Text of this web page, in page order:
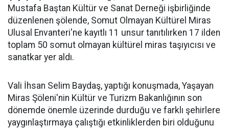
Mustafa Baştan Kültür ve Sanat Derneği işbirliğinde
düzenlenen şölende, Somut Olmayan Kültürel Miras
Ulusal Envanteri'ne kayıtlı 11 unsur tanıtılırken 17 ilden
toplam 50 somut olmayan kültürel miras taşıyıcısı ve
sanatkar yer aldı.
Vali İhsan Selim Baydaş, yaptığı konuşmada, Yaşayan
Miras Şöleni'nin Kültür ve Turizm Bakanlığının son
dönemde önemle üzerinde durduğu ve farklı şehirlere
yaygınlaştırmaya çalıştığı etkinliklerden biri olduğunu